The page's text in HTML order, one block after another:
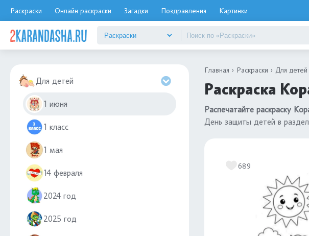
Раскраски Онлайн раскраски Загадки Поздравления Картинки
Для детей
1 июня
1 класс
1 мая
14 февраля
2024 год
2025 год
Главная Раскраски Для детей
Раскраска
Распечатайте раскраску
День защиты детей в
689